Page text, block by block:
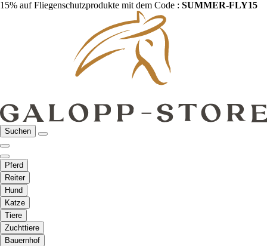
15% auf Fliegenschutzprodukte mit dem Code : SUMMER-FLY15
Suchen
Pferd
Reiter
Hund
Katze
Tiere
Zuchttiere
Bauernhof